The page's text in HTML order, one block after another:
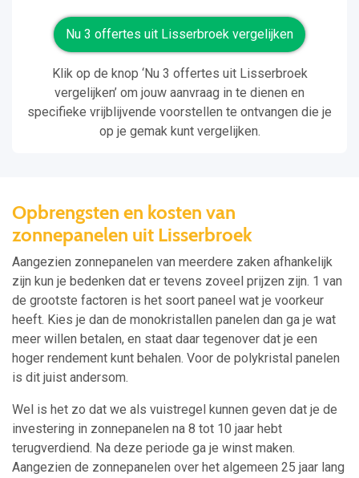
Nu 3 offertes uit Lisserbroek vergelijken
Klik op de knop ‘Nu 3 offertes uit Lisserbroek
vergelijken’ om jouw aanvraag in te dienen en
specifieke vrijblijvende voorstellen te ontvangen die je
op je gemak kunt vergelijken.
Opbrengsten en kosten van
zonnepanelen uit Lisserbroek
Aangezien zonnepanelen van meerdere zaken afhankelijk
zijn kun je bedenken dat er tevens zoveel prijzen zijn. 1 van
de grootste factoren is het soort paneel wat je voorkeur
heeft. Kies je dan de monokristallen panelen dan ga je wat
meer willen betalen, en staat daar tegenover dat je een
hoger rendement kunt behalen. Voor de polykristal panelen
is dit juist andersom.
Wel is het zo dat we als vuistregel kunnen geven dat je de
investering in zonnepanelen na 8 tot 10 jaar hebt
terugverdiend. Na deze periode ga je winst maken.
Aangezien de zonnepanelen over het algemeen 25 jaar lang